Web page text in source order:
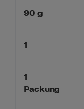
90 g
1
1
Packung